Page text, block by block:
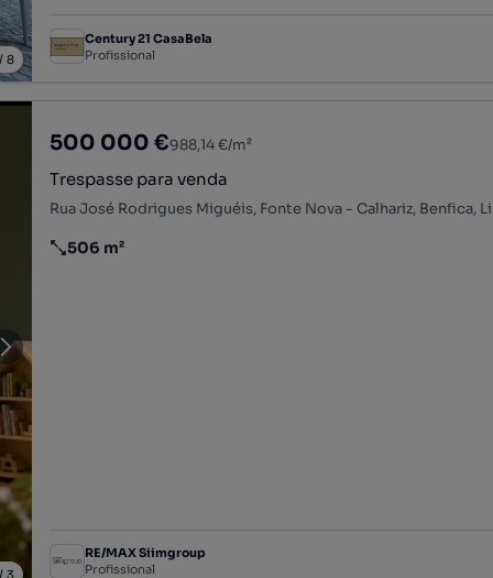
8
Century 21 CasaBela
Profissional
3
500 000 €988,14 €/m²
Trespasse para venda
Preço por metro quadrado
506 m²
RE/MAX Siimgroup
Profissional